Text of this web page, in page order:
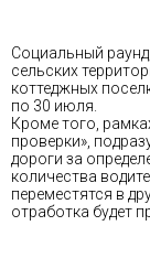
Социальный
сельских
коттеджных
по 30 июля.
Кроме того,
проверки»,
дороги за
количества
переместятся в
отработка будет